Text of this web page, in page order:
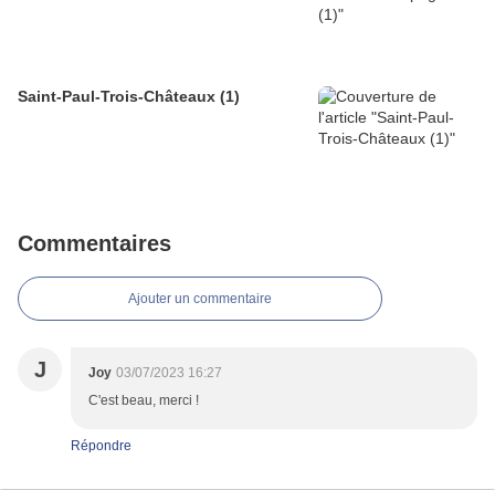
Saint-Paul-Trois-Châteaux (1)
Commentaires
Ajouter un commentaire
J Joy 03/07/2023 16:27
C'est beau, merci !
Répondre